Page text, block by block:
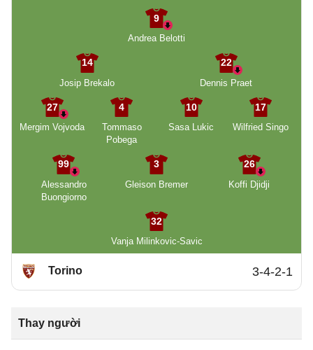
9
Andrea Belotti
14
Josip Brekalo
22
Dennis Praet
27
Mergim Vojvoda
4
Tommaso
Pobega
10
Sasa Lukic
17
Wilfried Singo
99
Alessandro
Buongiorno
3
Gleison Bremer
26
Koffi Djidji
32
Vanja Milinkovic-Savic
Torino 3-4-2-1
Thay người